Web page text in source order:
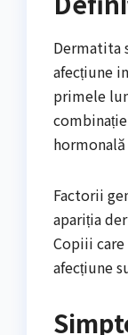
Dermatita
afecțiune
primele
Factorii
apariția
Copiii care
afecțiune